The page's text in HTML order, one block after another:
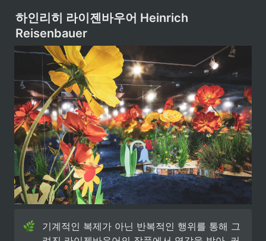
하인리히 라이젠바우어 Heinrich
Reisenbauer
기계적인 복제가 아닌 반복적인 행위를 통해 그